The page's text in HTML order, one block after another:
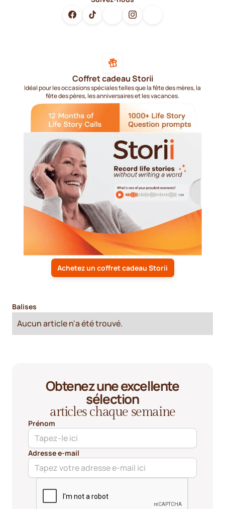
Coffret cadeau Storii
Idéal pour les occasions spéciales telles que la fête des mères, la
fête des pères, les anniversaires et les vacances.
Achetez un coffret cadeau Storii
Balises
Aucun article n'a été trouvé.
Obtenez une excellente
sélection
articles chaque semaine
Prénom
Adresse e-mail